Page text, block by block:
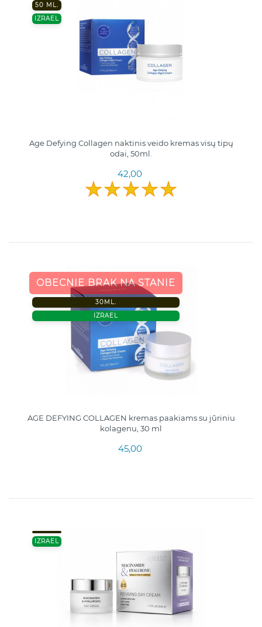
50 ML.
IZRAEL
Age Defying Collagen naktinis veido kremas visų tipų
odai, 50ml.
42,00
OBECNIE BRAK NA STANIE
30ML.
IZRAEL
AGE DEFYING COLLAGEN kremas paakiams su jūriniu
kolagenu, 30 ml
45,00
IZRAEL